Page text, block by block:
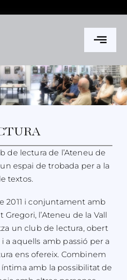
i projectes
de lectura de l’Ateneu de
espai de trobada per a la
textos.
2011 i conjuntament amb
Gregori, l’Ateneu de la Vall
un club de lectura, obert
a aquells amb passió per a
ens ofereix. Combinem
amb la possibilitat de